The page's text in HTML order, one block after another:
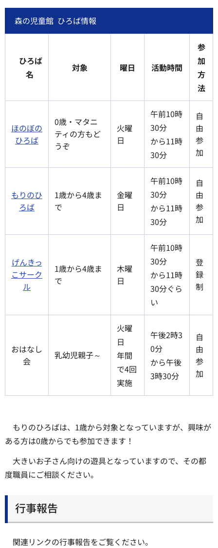
森の児童館 ひろば情報
ひろば
名
対象 曜日 活動時間
参
加
方
法
ほのぼの
ひろば
0歳・マタニ
ティの方もど
うぞ
火曜
日
午前10時
30分
から11時
30分
自
由
参
加
もりのひ
ろば
1歳から4歳ま
で
金曜
日
午前10時
30分
から11時
30分
自
由
参
加
げんきっ
こサーク
ル
1歳から4歳ま
で
木曜
日
午前10時
30分
から11時
30分ぐら
い
登
録
制
おはなし
会
乳幼児親子～
火曜
日
年間
で4回
実施
午後2時3
0分
から午後
3時30分
自
由
参
加
もりのひろばは、1歳から対象となっていますが、興味が
ある方は0歳からでも参加できます！
大きいお子さん向けの遊具となっていますので、その都
度職員にご相談ください。
行事報告
関連リンクの行事報告をご覧ください。